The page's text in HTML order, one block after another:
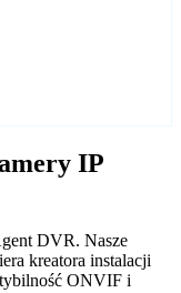
IP
DVR. Nasze
kreatora instalacji
ONVIF i